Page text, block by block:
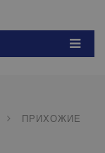
ПРИХОЖИЕ